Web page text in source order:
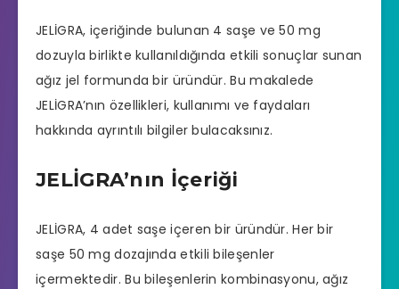
JELİGRA, içeriğinde bulunan 4 saşe ve 50 mg
dozuyla birlikte kullanıldığında etkili sonuçlar sunan
ağız jel formunda bir üründür. Bu makalede
JELİGRA’nın özellikleri, kullanımı ve faydaları
hakkında ayrıntılı bilgiler bulacaksınız.
JELİGRA’nın İçeriği
JELİGRA, 4 adet saşe içeren bir üründür. Her bir
saşe 50 mg dozajında etkili bileşenler
içermektedir. Bu bileşenlerin kombinasyonu, ağız